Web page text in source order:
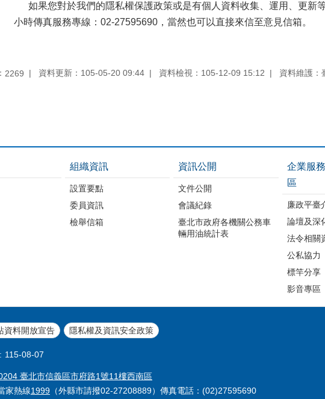
如果您對於我們的隱私權保護政策或是有個人資料收集、運用、更新
小時傳真服務專線：02-27595690，當然也可以直接來信至意見信箱。
2269 資料更新：105-05-20 09:44 資料檢視：105-12-09 15:12 資料維護：
組織資訊
設置要點
委員資訊
檢舉信箱
資訊公開
文件公開
會議紀錄
臺北市政府各機關公務車
輛用油統計表
企業服
區
廉政平臺
論壇及深
法令相關
公私協力
標竿分享
影音專區
資料開放宣告 隱私權及資訊安全政策
115-08-07
臺北市信義區市府路1號11樓西南區
家熱線1999 （外縣市請撥02-27208889）傳真電話：(02)27595690